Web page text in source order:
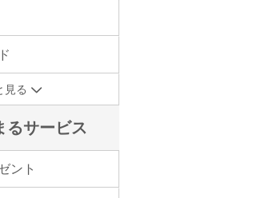
見る
るサービス
ント